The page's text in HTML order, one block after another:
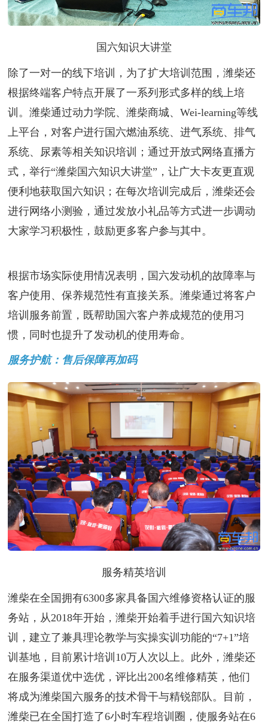
国六知识大讲堂
除了一对一的线下培训，为了扩大培训范围，潍柴还
根据终端客户特点开展了一系列形式多样的线上培
训。潍柴通过动力学院、潍柴商城、Wei-learning等线
上平台，对客户进行国六燃油系统、进气系统、排气
系统、尿素等相关知识培训；通过开放式网络直播方
式，举行“潍柴国六知识大讲堂”，让广大卡友更直观
便利地获取国六知识；在每次培训完成后，潍柴还会
进行网络小测验，通过发放小礼品等方式进一步调动
大家学习积极性，鼓励更多客户参与其中。
根据市场实际使用情况表明，国六发动机的故障率与
客户使用、保养规范性有直接关系。潍柴通过将客户
培训服务前置，既帮助国六客户养成规范的使用习
惯，同时也提升了发动机的使用寿命。
服务护航：售后保障再加码
服务精英培训
潍柴在全国拥有6300多家具备国六维修资格认证的服
务站，从2018年开始，潍柴开始着手进行国六知识培
训，建立了兼具理论教学与实操实训功能的“7+1”培
训基地，目前累计培训10万人次以上。此外，潍柴还
在服务渠道优中选优，评比出200名维修精英，他们
将成为潍柴国六服务的技术骨干与精锐部队。目前，
潍柴已在全国打造了6小时车程培训圈，使服务站在6